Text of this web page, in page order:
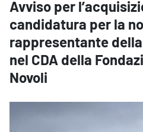
Avviso per
candidatura per la
rappresentante della
nel CDA della
Novoli